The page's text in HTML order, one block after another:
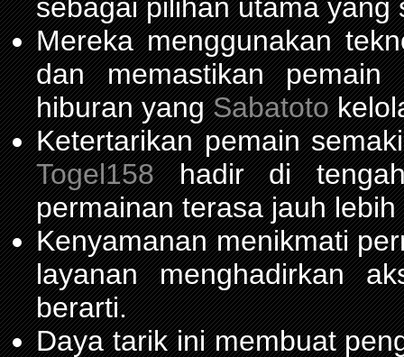
sebagai pilihan utama
Mereka menggunakan
dan memastikan
hiburan yangSabatoto
Ketertarikan pemain
Togel158hadir di tengah
permainan terasa jauh
Kenyamanan menikmati
layanan menghadirkan
berarti.
Daya tarik ini membuat